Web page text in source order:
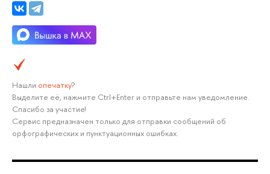
Нашли опечатку?
Выделите её, нажмите Ctrl+Enter и отправьте нам уведомление.
Спасибо за участие!
Сервис предназначен только для отправки сообщений об
орфографических и пунктуационных ошибках.